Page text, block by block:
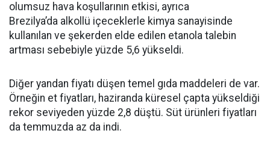
olumsuz hava koşullarının etkisi, ayrıca
Brezilya’da alkollü içeceklerle kimya sanayisinde
kullanılan ve şekerden elde edilen etanola talebin
artması sebebiyle yüzde 5,6 yükseldi.
Diğer yandan fiyatı düşen temel gıda maddeleri de var.
Örneğin et fiyatları, haziranda küresel çapta yükseldiği
rekor seviyeden yüzde 2,8 düştü. Süt ürünleri fiyatları
da temmuzda az da indi.